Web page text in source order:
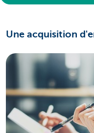
Une acquisition